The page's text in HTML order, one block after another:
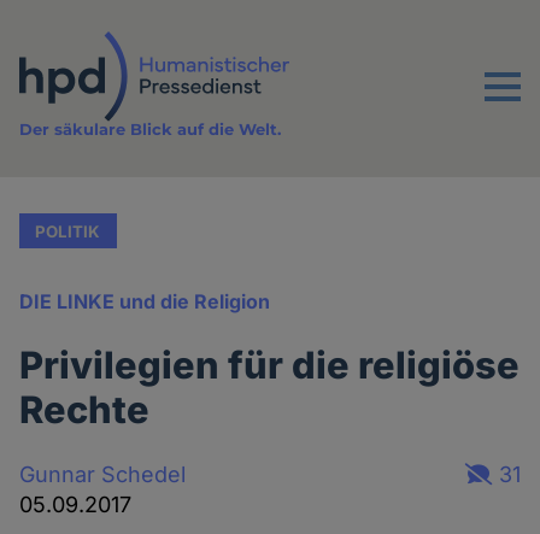
Inhalt
Menu
Der säkulare Blick auf die Welt.
POLITIK
DIE LINKE und die Religion
Privilegien für die religiöse
Rechte
Gunnar Schedel
05.09.2017
31